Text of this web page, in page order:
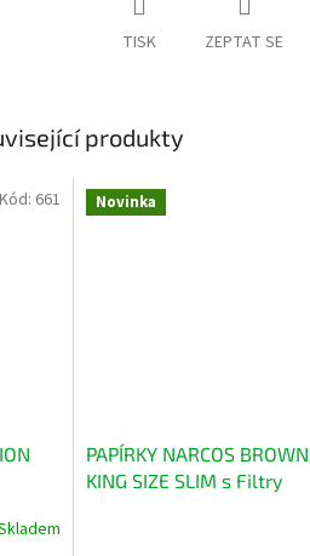
TISK ZEPTAT SE
produkty
Kód: 661 Novinka
PAPÍRKY NARCOS
KING SIZE SLIM s Filtry